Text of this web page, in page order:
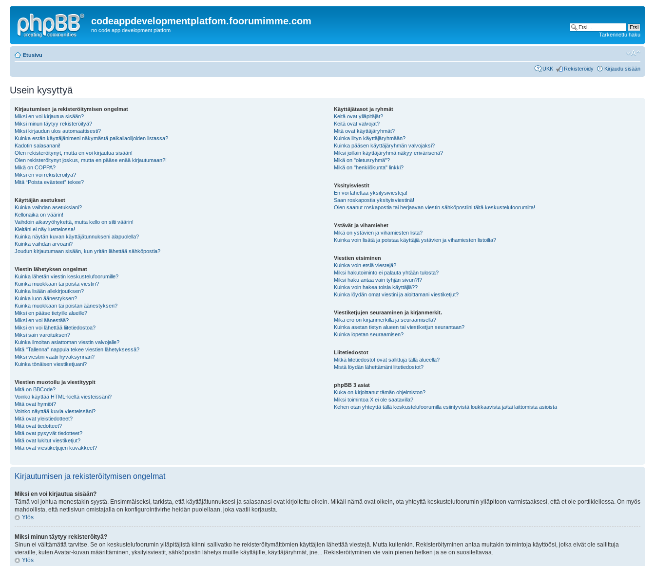
codeappdevelopmentplatfom.foorumimme.com
no code app development platfom
Tarkennettu haku
Etusivu
UKK Rekisteröidy Kirjaudu sisään
Usein kysyttyä
Kirjautumisen ja rekisteröitymisen ongelmat
Miksi en voi kirjautua sisään?
Miksi minun täytyy rekisteröityä?
Miksi kirjaudun ulos automaattisesti?
Kuinka estän käyttäjänimeni näkymästä paikallaolijoiden listassa?
Kadotin salasanani!
Olen rekisteröitynyt, mutta en voi kirjautua sisään!
Olen rekisteröitynyt joskus, mutta en pääse enää kirjautumaan?!
Mikä on COPPA?
Miksi en voi rekisteröityä?
Mitä “Poista evästeet” tekee?
Käyttäjän asetukset
Kuinka vaihdan asetuksiani?
Kellonaika on väärin!
Vaihdoin aikavyöhykettä, mutta kello on silti väärin!
Kieltäni ei näy luettelossa!
Kuinka näytän kuvan käyttäjätunnukseni alapuolella?
Kuinka vaihdan arvoani?
Joudun kirjautumaan sisään, kun yritän lähettää sähköpostia?
Viestin lähetyksen ongelmat
Kuinka lähetän viestin keskustelufoorumille?
Kuinka muokkaan tai poista viestin?
Kuinka lisään allekirjoutksen?
Kuinka luon äänestyksen?
Kuinka muokkaan tai poistan äänestyksen?
Miksi en pääse tietyille alueille?
Miksi en voi äänestää?
Miksi en voi lähettää liitetiedostoa?
Miksi sain varoituksen?
Kuinka ilmoitan asiattoman viestin valvojalle?
Mitä "Tallenna" nappula tekee viestien lähetyksessä?
Miksi viestini vaatii hyväksynnän?
Kuinka tönäisen viestiketjuani?
Viestien muotoilu ja viestityypit
Mitä on BBCode?
Voinko käyttää HTML-kieltä viesteissäni?
Mitä ovat hymiöt?
Voinko näyttää kuvia viesteissäni?
Mitä ovat yleistiedotteet?
Mitä ovat tiedotteet?
Mitä ovat pysyvät tiedotteet?
Mitä ovat lukitut viestiketjut?
Mitä ovat viestiketjujen kuvakkeet?
Käyttäjätasot ja ryhmät
Keitä ovat ylläpitäjät?
Keitä ovat valvojat?
Mitä ovat käyttäjäryhmät?
Kuinka liityn käyttäjäryhmään?
Kuinka pääsen käyttäjäryhmän valvojaksi?
Miksi joillain käyttäjäryhmä näkyy erivärisenä?
Mikä on "oletusryhmä"?
Mikä on "henkilökunta" linkki?
Yksityisviestit
En voi lähettää yksitysiviestejä!
Saan roskapostia yksityisviestinä!
Olen saanut roskapostia tai herjaavan viestin sähköpostiini tältä keskustelufoorumilta!
Ystävät ja vihamiehet
Mikä on ystävien ja vihamiesten lista?
Kuinka voin lisätä ja poistaa käyttäjiä ystävien ja vihamiesten listoilta?
Viestien etsiminen
Kuinka voin etsiä viestejä?
Miksi hakutoiminto ei palauta yhtään tulosta?
Miksi haku antaa vain tyhjän sivun?!?
Kuinka voin hakea toisia käyttäjiä??
Kuinka löydän omat viestini ja aloittamani viestiketjut?
Viestiketjujen seuraaminen ja kirjanmerkit.
Mikä ero on kirjanmerkillä ja seuraamisella?
Kuinka asetan tietyn alueen tai viestiketjun seurantaan?
Kuinka lopetan seuraamisen?
Liitetiedostot
Mitkä liitetiedostot ovat sallittuja tällä alueella?
Mistä löydän lähettämäni liitetiedostot?
phpBB 3 asiat
Kuka on kirjoittanut tämän ohjelmiston?
Miksi toimintoa X ei ole saatavilla?
Kehen otan yhteyttä tällä keskustelufoorumilla esiintyvistä loukkaavista ja/tai laittomista asioista
Kirjautumisen ja rekisteröitymisen ongelmat
Miksi en voi kirjautua sisään?
Tämä voi johtua monestakin syystä. Ensimmäiseksi, tarkista, että käyttäjätunnuksesi ja salasanasi ovat kirjoitettu oikein. Mikäli nämä ovat oikein, ota yhteyttä keskustelufoorumin ylläpitoon varmistaaksesi, että et ole porttikiellossa. On myös
mahdollista, että nettisivun omistajalla on konfigurointivirhe heidän puolellaan, joka vaatii korjausta.
Ylös
Miksi minun täytyy rekisteröityä?
Sinun ei välttämättä tarvitse. Se on keskustelufoorumin ylläpitäjistä kiinni sallivatko he rekisteröitymättömien käyttäjien lähettää viestejä. Mutta kuitenkin. Rekisteröityminen antaa muitakin toimintoja käyttöösi, jotka eivät ole sallittuja
vieraille, kuten Avatar-kuvan määrittäminen, yksityisviestit, sähköpostin lähetys muille käyttäjille, käyttäjäryhmät, jne... Rekisteröityminen vie vain pienen hetken ja se on suositeltavaa.
Ylös